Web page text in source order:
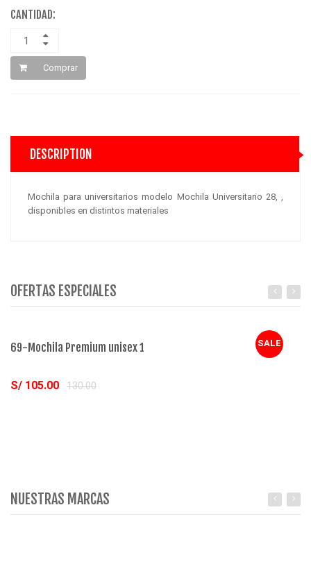
CANTIDAD:
Comprar
DESCRIPTION
Mochila para universitarios modelo Mochila Universitario 28, ,
disponibles en distintos materiales
OFERTAS ESPECIALES
SALE
69-Mochila Premium unisex 1
S/ 105.00 130.00
NUESTRAS MARCAS